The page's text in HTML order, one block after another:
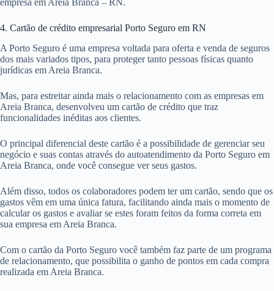
empresa em Areia Branca – RN.
4. Cartão de crédito empresarial Porto Seguro em RN
A Porto Seguro é uma empresa voltada para oferta e venda de seguros
dos mais variados tipos, para proteger tanto pessoas físicas quanto
jurídicas em Areia Branca.
Mas, para estreitar ainda mais o relacionamento com as empresas em
Areia Branca, desenvolveu um cartão de crédito que traz
funcionalidades inéditas aos clientes.
O principal diferencial deste cartão é a possibilidade de gerenciar seu
negócio e suas contas através do autoatendimento da Porto Seguro em
Areia Branca, onde você consegue ver seus gastos.
Além disso, todos os colaboradores podem ter um cartão, sendo que os
gastos vêm em uma única fatura, facilitando ainda mais o momento de
calcular os gastos e avaliar se estes foram feitos da forma correta em
sua empresa em Areia Branca.
Com o cartão da Porto Seguro você também faz parte de um programa
de relacionamento, que possibilita o ganho de pontos em cada compra
realizada em Areia Branca.